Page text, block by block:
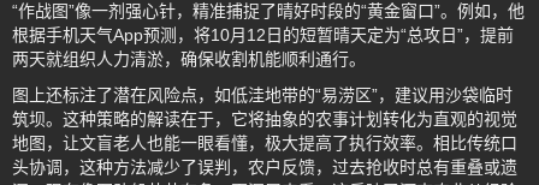
“作战图”像一剂强心针，精准捕捉了晴好时段的“黄金窗口”。例如，他
根据手机天气App预测，将10月12日的短暂晴天定为“总攻日”，提前
两天就组织人力清淤，确保收割机能顺利通行。
图上还标注了潜在风险点，如低洼地带的“易涝区”，建议用沙袋临时
筑坝。这种策略的解读在于，它将抽象的农事计划转化为直观的视觉
地图，让文盲老人也能一眼看懂，极大提高了执行效率。相比传统口
头协调，这种方法减少了误判，农户反馈，过去抢收时总有重叠或遗